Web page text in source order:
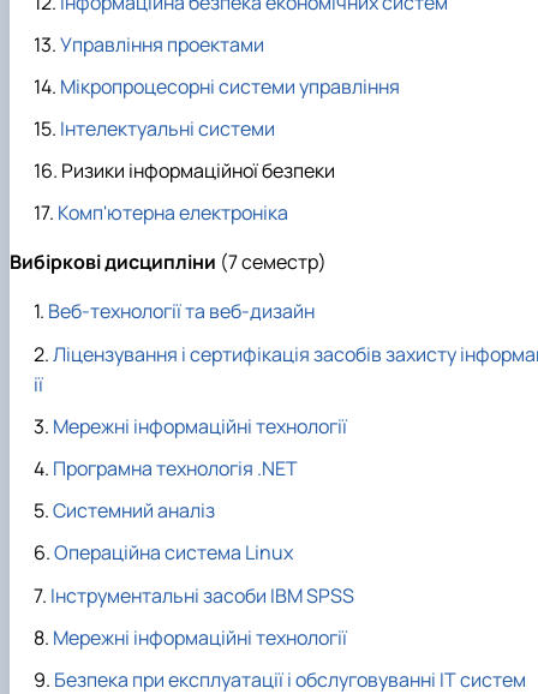
Управління проектами
Мікропроцесорні системи управління
Інтелектуальні системи
Ризики інформаційної безпеки
Комп'ютерна електроніка
Вибірковідисципліни (7 семестр)
Веб-технології та веб-дизайн
Ліцензування і сертифікація засобів захисту
ії
Мережні інформаційні технології
Програмна технологія .NET
Системний аналіз
Операційна система Linux
Інструментальні засоби IBM SPSS
Мережні інформаційні технології
Безпека при експлуатації і обслуговуванні ІТ систем